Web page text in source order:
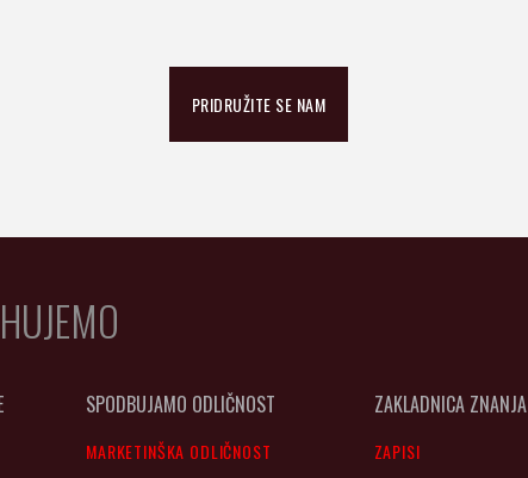
PRIDRUŽITE SE NAM
SPODBUJAMO ODLIČNOST
MARKETINŠKA ODLIČNOST
ZAKLADNICA ZNANJA
ZAPISI